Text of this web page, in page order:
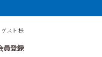
ゲスト 様
員登録